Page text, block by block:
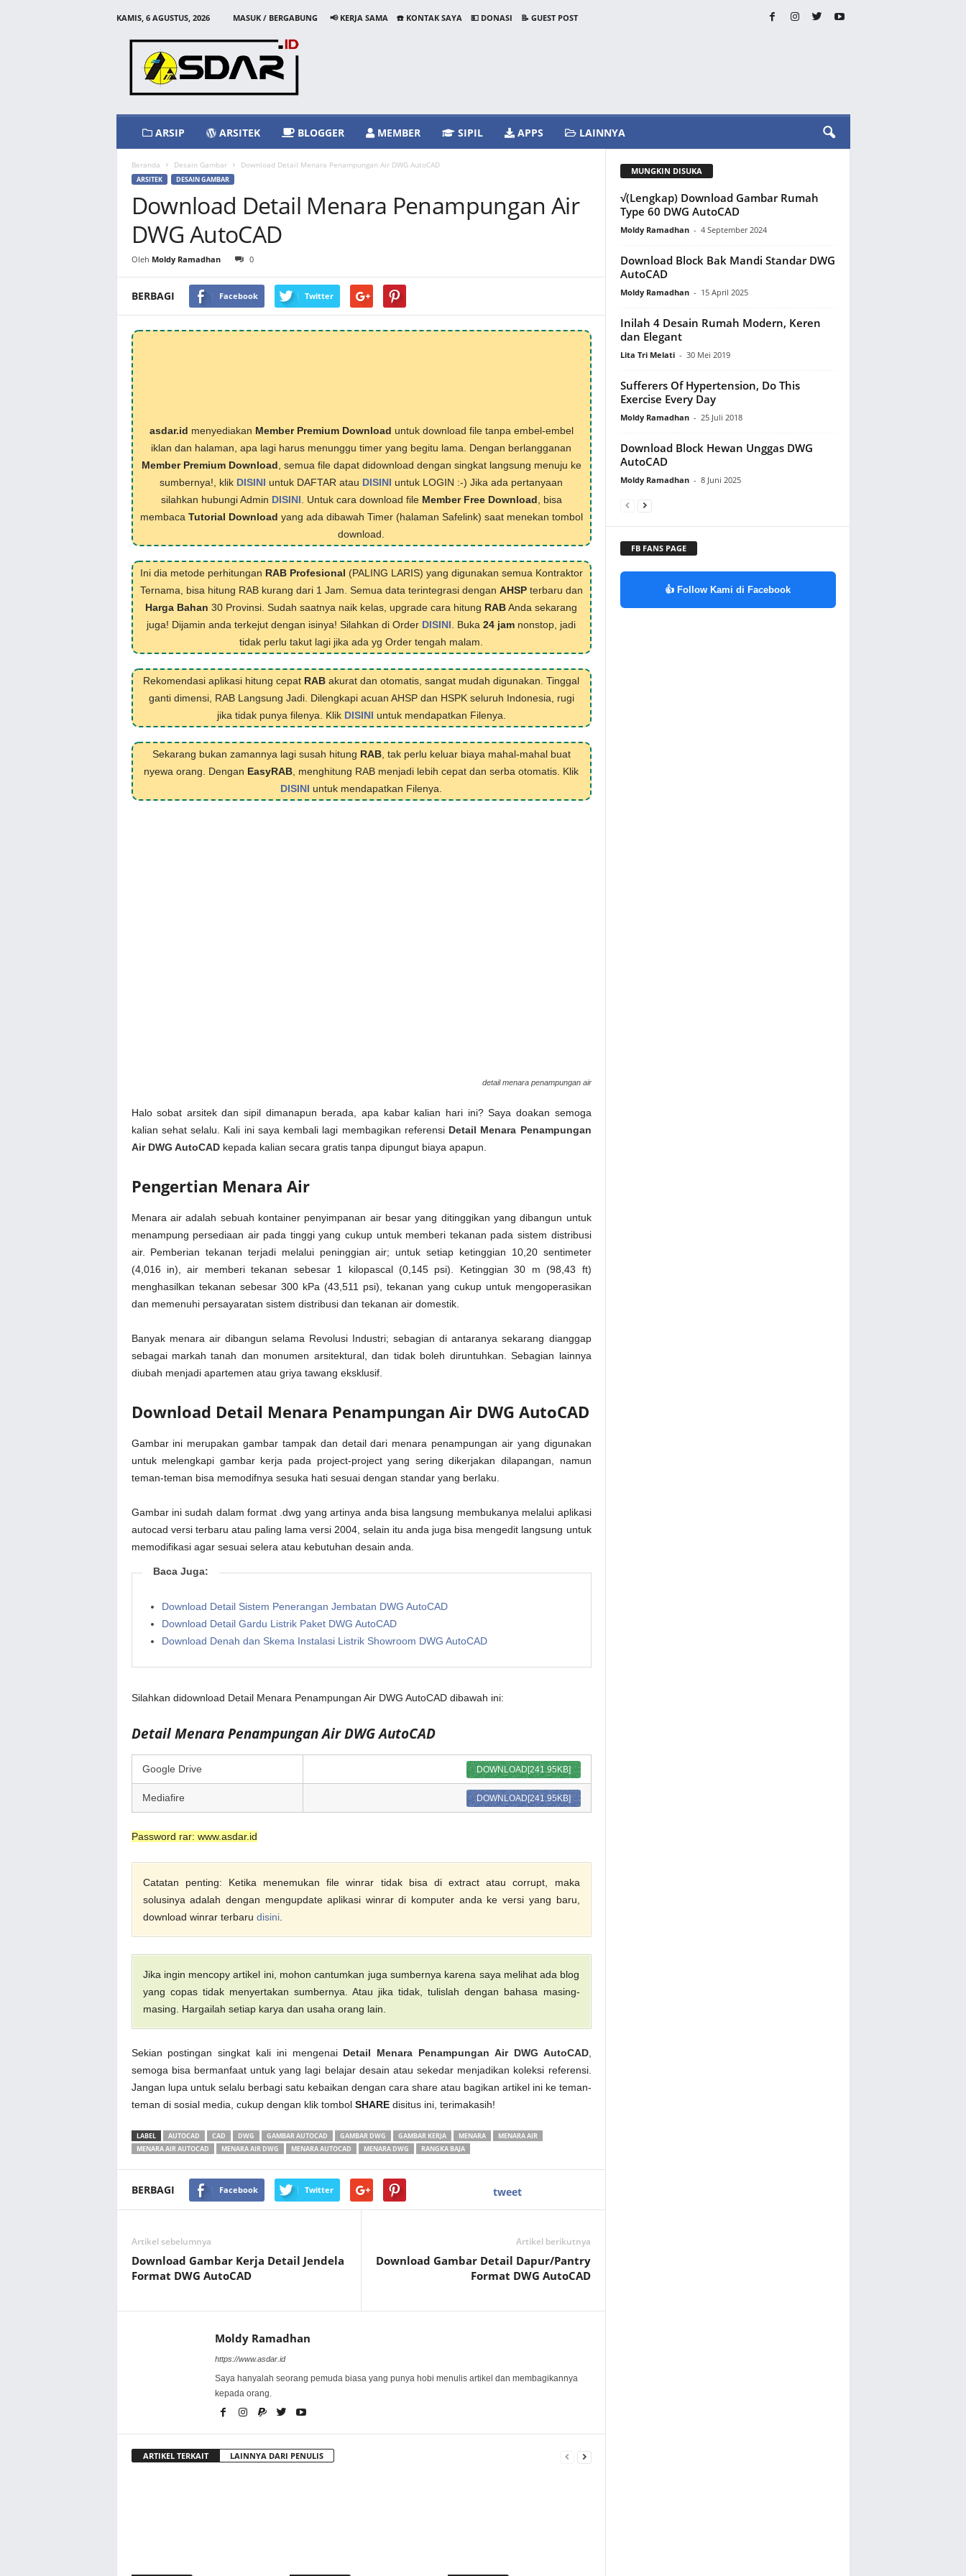
KAMIS, 6 AGUSTUS, 2026 MASUK / BERGABUNG 📢 KERJA SAMA ☎️ KONTAK SAYA 💵 DONASI
📝 GUEST POST
ARSIP ARSITEK BLOGGER MEMBER SIPIL APPS LAINNYA
Beranda Desain Gambar Download Detail Menara Penampungan Air DWG AutoCAD
ARSITEK DESAIN GAMBAR
Download Detail Menara Penampungan Air
DWG AutoCAD
Oleh Moldy Ramadhan 0
BERBAGI Facebook Twitter
asdar.id menyediakan Member Premium Download untuk download file tanpa embel-embel
iklan dan halaman, apa lagi harus menunggu timer yang begitu lama. Dengan berlangganan
Member Premium Download , semua file dapat didownload dengan singkat langsung menuju ke
sumbernya!, klik DISINI untuk DAFTAR atau DISINI untuk LOGIN :-) Jika ada pertanyaan
silahkan hubungi Admin DISINI . Untuk cara download file Member Free Download , bisa
membaca Tutorial Download yang ada dibawah Timer (halaman Safelink) saat menekan tombol
download.
Ini dia metode perhitungan RAB Profesional (PALING LARIS) yang digunakan semua Kontraktor
Ternama, bisa hitung RAB kurang dari 1 Jam. Semua data terintegrasi dengan AHSPterbaru dan
Harga Bahan 30 Provinsi. Sudah saatnya naik kelas, upgrade cara hitung RABAnda sekarang
juga! Dijamin anda terkejut dengan isinya! Silahkan di Order DISINI . Buka 24 jam nonstop, jadi
tidak perlu takut lagi jika ada yg Order tengah malam.
Rekomendasi aplikasi hitung cepat RAB akurat dan otomatis, sangat mudah digunakan. Tinggal
ganti dimensi, RAB Langsung Jadi. Dilengkapi acuan AHSP dan HSPK seluruh Indonesia, rugi
jika tidak punya filenya. Klik DISINI untuk mendapatkan Filenya.
Sekarang bukan zamannya lagi susah hitung RAB, tak perlu keluar biaya mahal-mahal buat
nyewa orang. Dengan EasyRAB , menghitung RAB menjadi lebih cepat dan serba otomatis. Klik
DISINI untuk mendapatkan Filenya.
detail menara penampungan air
Halo sobat arsitek dan sipil dimanapun berada, apa kabar kalian hari ini? Saya doakan semoga
kalian sehat selalu. Kali ini saya kembali lagi membagikan referensi Detail Menara Penampungan
Air DWG AutoCADkepada kalian secara gratis tanpa dipungut biaya apapun.
Pengertian Menara Air
Menara air adalah sebuah kontainer penyimpanan air besar yang ditinggikan yang dibangun untuk
menampung persediaan air pada tinggi yang cukup untuk memberi tekanan pada sistem distribusi
air. Pemberian tekanan terjadi melalui peninggian air; untuk setiap ketinggian 10,20 sentimeter
(4,016 in), air memberi tekanan sebesar 1 kilopascal (0,145 psi). Ketinggian 30 m (98,43 ft)
menghasilkan tekanan sebesar 300 kPa (43,511 psi), tekanan yang cukup untuk mengoperasikan
dan memenuhi persayaratan sistem distribusi dan tekanan air domestik.
Banyak menara air dibangun selama Revolusi Industri; sebagian di antaranya sekarang dianggap
sebagai markah tanah dan monumen arsitektural, dan tidak boleh diruntuhkan. Sebagian lainnya
diubah menjadi apartemen atau griya tawang eksklusif.
Download Detail Menara Penampungan Air DWG AutoCAD
Gambar ini merupakan gambar tampak dan detail dari menara penampungan air yang digunakan
untuk melengkapi gambar kerja pada project-project yang sering dikerjakan dilapangan, namun
teman-teman bisa memodifnya sesuka hati sesuai dengan standar yang berlaku.
Gambar ini sudah dalam format .dwg yang artinya anda bisa langsung membukanya melalui aplikasi
autocad versi terbaru atau paling lama versi 2004, selain itu anda juga bisa mengedit langsung untuk
memodifikasi agar sesuai selera atau kebutuhan desain anda.
Baca Juga:
Download Detail Sistem Penerangan Jembatan DWG AutoCAD
Download Detail Gardu Listrik Paket DWG AutoCAD
Download Denah dan Skema Instalasi Listrik Showroom DWG AutoCAD
Silahkan didownload Detail Menara Penampungan Air DWG AutoCAD dibawah ini:
Detail Menara Penampungan Air DWG AutoCAD
Google Drive DOWNLOAD[241.95KB]
Mediafire DOWNLOAD[241.95KB]
Password rar: www.asdar.id
Catatan penting: Ketika menemukan file winrar tidak bisa di extract atau corrupt, maka
solusinya adalah dengan mengupdate aplikasi winrar di komputer anda ke versi yang baru,
download winrar terbaru disini.
Jika ingin mencopy artikel ini, mohon cantumkan juga sumbernya karena saya melihat ada blog
yang copas tidak menyertakan sumbernya. Atau jika tidak, tulislah dengan bahasa masing-
masing. Hargailah setiap karya dan usaha orang lain.
Sekian postingan singkat kali ini mengenaiDetail Menara Penampungan Air DWG AutoCAD,
semoga bisa bermanfaat untuk yang lagi belajar desain atau sekedar menjadikan koleksi referensi.
Jangan lupa untuk selalu berbagi satu kebaikan dengan cara share atau bagikan artikel ini ke teman-
teman di sosial media, cukup dengan klik tombol SHAREdisitus ini, terimakasih!
LABEL AUTOCAD CAD DWG GAMBAR AUTOCAD GAMBAR DWG GAMBAR KERJA MENARA
MENARA AIR
MENARA AIR AUTOCAD
MENARA AIR DWG MENARA AUTOCAD MENARA DWG RANGKA BAJA
BERBAGI Facebook Twitter tweet
Artikel sebelumnya
Download Gambar Kerja Detail Jendela
Format DWG AutoCAD
Artikel berikutnya
Download Gambar Detail Dapur/Pantry
Format DWG AutoCAD
Moldy Ramadhan
https://www.asdar.id
Saya hanyalah seorang pemuda biasa yang punya hobi menulis artikel dan membagikannya
kepada orang.
ARTIKEL TERKAIT LAINNYA DARI PENULIS
MUNGKIN DISUKA
√(Lengkap) Download Gambar Rumah
Type 60 DWG AutoCAD
Moldy Ramadhan - 4 September 2024
Download Block Bak Mandi Standar DWG
AutoCAD
Moldy Ramadhan - 15 April 2025
Inilah 4 Desain Rumah Modern, Keren
dan Elegant
Lita Tri Melati - 30 Mei 2019
Sufferers Of Hypertension, Do This
Exercise Every Day
Moldy Ramadhan - 25 Juli 2018
Download Block Hewan Unggas DWG
AutoCAD
Moldy Ramadhan - 8 Juni 2025
FB FANS PAGE
👍 Follow Kami di Facebook